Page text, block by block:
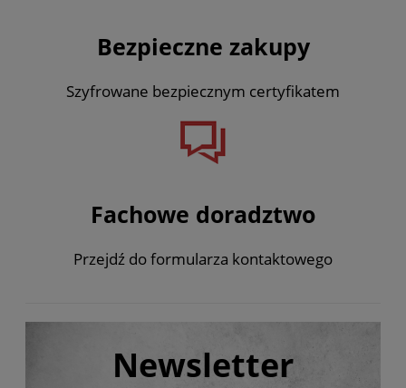
Bezpieczne zakupy
Szyfrowane bezpiecznym certyfikatem
Fachowe doradztwo
Przejdź do formularza kontaktowego
Newsletter